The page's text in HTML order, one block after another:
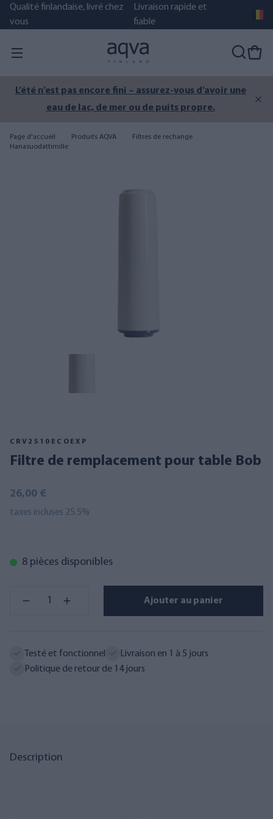
Qualité finlandaise, livré chez
vous
Livraison rapide et
fiable
L’été n’est pas encore fini – assurez-vous d’avoir une
eau de lac, de mer ou de puits propre.
Page d'accueil Produits AQVA
Filtres de rechange
Hanasuodattimille
CRV2510ECOEXP
Filtre de remplacement pour table Bob
26,00 €
taxes incluses 25.5%
8 pièces disponibles
Ajouter au panier
Testé et fonctionnel
Livraison en 1 à 5 jours
Politique de retour de 14 jours
Description